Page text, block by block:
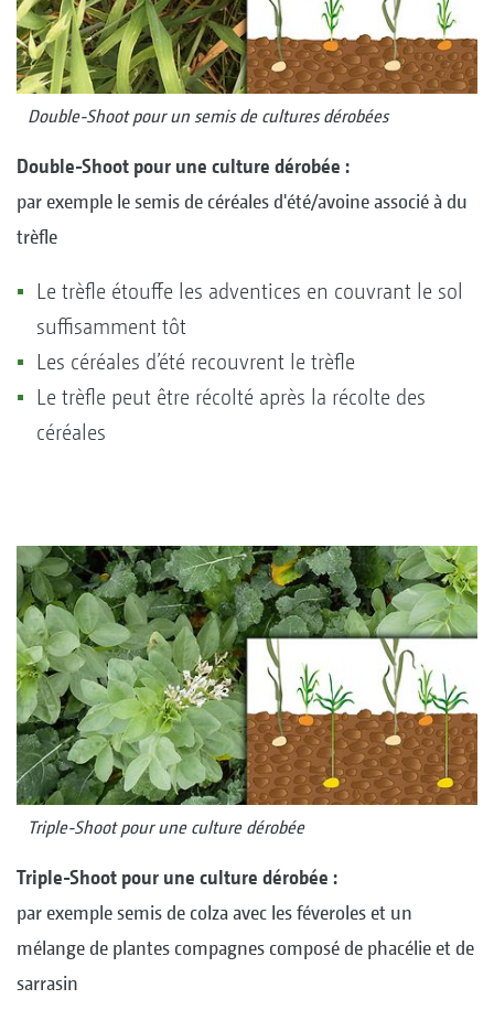
Double-Shoot pour un semis de cultures dérobées
Double-Shoot pour une culture dérobée :
par exemple le semis de céréales d'été/avoine associé à du
trèfle
Le trèfle étouffe les adventices en couvrant le sol
suffisamment tôt
Les céréales d’été recouvrent le trèfle
Le trèfle peut être récolté après la récolte des
céréales
Triple-Shoot pour une culture dérobée
Triple-Shoot pour une culture dérobée :
par exemple semis de colza avec les féveroles et un
mélange de plantes compagnes composé de phacélie et de
sarrasin